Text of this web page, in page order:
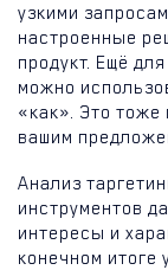
узкими
настроенные
продукт. Ещё
можно
«как». Это тоже
вашим
Анализ
инструментов
интересы и
конечном итоге